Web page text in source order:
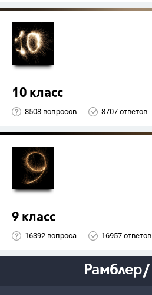
10 класс
8508 вопросов 8707 ответов
9 класс
16392 вопроса 16957 ответов